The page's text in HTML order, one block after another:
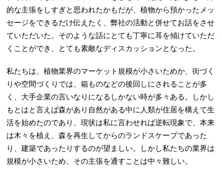
的な主張をしすぎと思われたかもだが、植物から預かったメッ
セージをできるだけ伝えたく、弊社の活動と併せてお話をさせ
ていただいた。そのような話にとても丁寧に耳を傾けていただ
くことができ、とても素敵なディスカッションとなった。
私たちは、植物業界のマーケット規模が小さいためか、街づく
りや空間づくりでは、箱ものなどの後回しにされることが多
く、大手企業の言いなりになるしかない時が多々ある。しかし
もとはと言えば森があり自然がある中に人類が住居を構えて生
活を始めたのであり、現状は私に言わせれば逆転現象で、本来
は木々を植え、森を再生してからのランドスケープであった
り、建築であったりするのが望ましい。しかし私たちの業界は
規模が小さいため、その主張を通すことは中々難しい。